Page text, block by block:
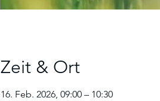
Zeit & Ort
16. Feb. 2026, 09:00 – 10:30